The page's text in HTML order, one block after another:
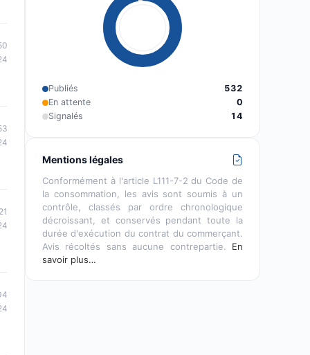
Publiés
532
En attente
0
Signalés
14
Mentions légales
Conformément à l'article L111-7-2 du Code de
la consommation, les avis sont soumis à un
contrôle, classés par ordre chronologique
décroissant, et conservés pendant toute la
durée d'exécution du contrat du commerçant.
Avis récoltés sans aucune contrepartie. En
savoir plus…